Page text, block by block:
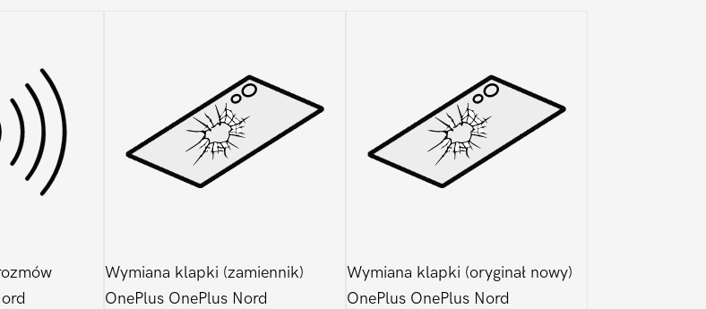
Wymiana klapki (zamiennik)
OnePlus OnePlus Nord
Wymiana klapki (oryginał nowy)
OnePlus OnePlus Nord